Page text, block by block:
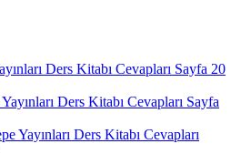
Ders Kitabı Cevapları Sayfa 20
Ders Kitabı Cevapları Sayfa
Yayınları Ders Kitabı Cevapları